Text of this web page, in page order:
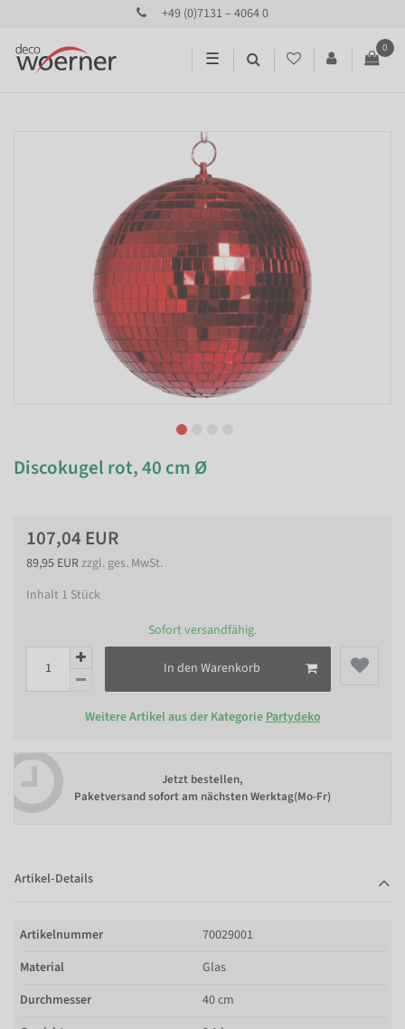
+49 (0)7131 – 4064 0
☰
0
Discokugel rot, 40 cm Ø
107,04 EUR
89,95 EURzzgl. ges. MwSt.
Inhalt 1 Stück
Sofort versandfähig.
In den Warenkorb
Weitere Artikel aus der Kategorie Partydeko
Jetzt bestellen,
Paketversand sofort am nächsten Werktag(Mo-Fr)
Artikel-Details
Artikelnummer
70029001
Material
Glas
Durchmesser
40 cm